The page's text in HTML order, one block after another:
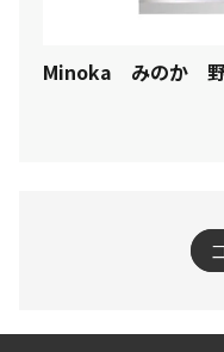
Minoka みのか 野